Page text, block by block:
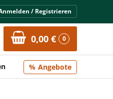
/ Registrieren
0,00 € 0
Angebote